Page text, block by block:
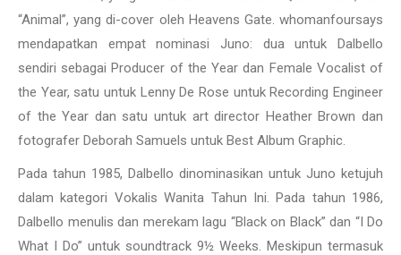
“Animal”, yang di-cover oleh Heavens Gate. whomanfoursays
mendapatkan empat nominasi Juno: dua untuk Dalbello
sendiri sebagai Producer of the Year dan Female Vocalist of
the Year, satu untuk Lenny De Rose untuk Recording Engineer
of the Year dan satu untuk art director Heather Brown dan
fotografer Deborah Samuels untuk Best Album Graphic.
Pada tahun 1985, Dalbello dinominasikan untuk Juno ketujuh
dalam kategori Vokalis Wanita Tahun Ini. Pada tahun 1986,
Dalbello menulis dan merekam lagu “Black on Black” dan “I Do
What I Do” untuk soundtrack 9½ Weeks. Meskipun termasuk